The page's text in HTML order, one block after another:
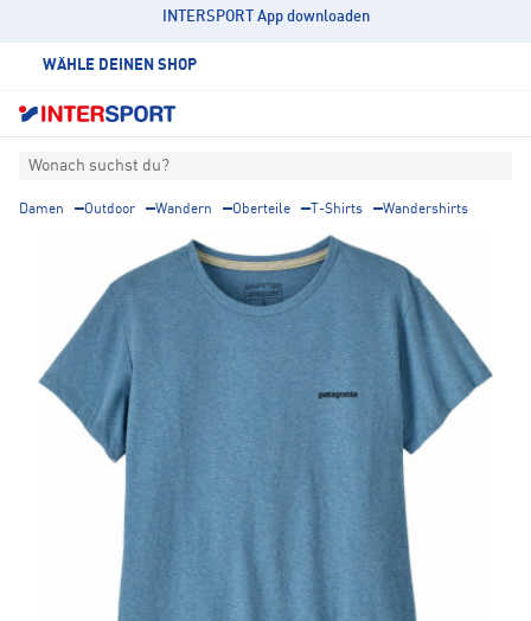
INTERSPORT App downloaden
WÄHLE DEINEN SHOP
Wonach suchst du?
Damen Outdoor Wandern Oberteile T-Shirts Wandershirts